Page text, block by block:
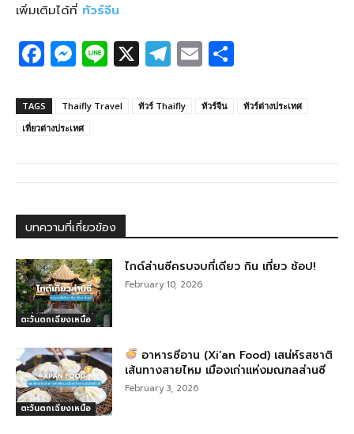
เพิ่มเติมได้ที่ ทัวร์จีน
F
a
c
e
o
k
M
e
ss
e
er
Li
n
e
X T
el
e
E
m
ail ar
TAGS Thaifly Travel ทัวร์ Thaifly ทัวร์จีน
ทัวร์ต่างประเทศ
เที่ยวต่างประเทศ
บทความที่เกี่ยวข้อง
ตะวันตกเฉียงเหนือ
ไกด์ส่านซีครบจบที่เดียว กิน เที่ยว ช้อป!
February 10, 2026
ตะวันตกเฉียงเหนือ
อาหารซีอาน (Xi’an Food) เสน่ห์รสชาติ
เส้นทางสายไหม เมืองเก่าแห่งมณฑลส่านซี
February 3, 2026